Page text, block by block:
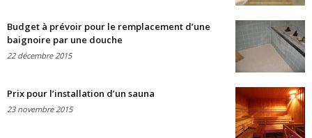
Budget à prévoir pour le remplacement d’une
baignoire par une douche
22 décembre 2015
Prix pour l’installation d’un sauna
23 novembre 2015